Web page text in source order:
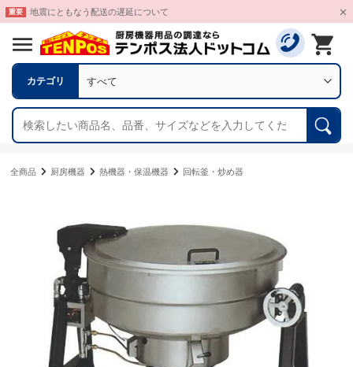
重要 地震にともなう配送の遅延について
カテゴリ
サイト内検索
全商品 厨房機器 熱機器・保温機器 回転釜・炒め器